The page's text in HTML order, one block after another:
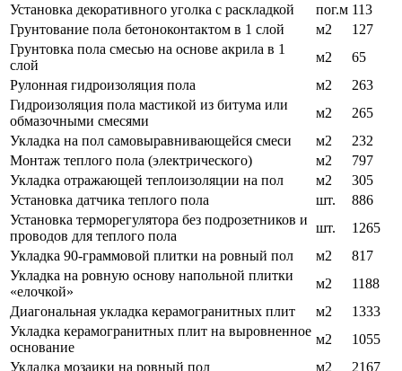
Установка декоративного уголка с раскладкой
пог.м 113
Грунтование пола бетоноконтактом в 1 слой
м2
127
Грунтовка пола смесью на основе акрила в 1
слой
м2
65
Рулонная гидроизоляция пола
м2
263
Гидроизоляция пола мастикой из битума или
обмазочными смесями
м2
265
Укладка на пол самовыравнивающейся смеси
м2
232
Монтаж теплого пола (электрического)
м2
797
Укладка отражающей теплоизоляции на пол
м2
305
Установка датчика теплого пола
шт.
886
Установка терморегулятора без подрозетников и
проводов для теплого пола
шт.
1265
Укладка 90-граммовой плитки на ровный пол
м2
817
Укладка на ровную основу напольной плитки
«елочкой»
м2
1188
Диагональная укладка керамогранитных плит
м2
1333
Укладка керамогранитных плит на выровненное
основание
м2
1055
Укладка мозаики на ровный пол
м2 2167